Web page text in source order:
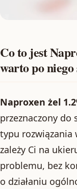
Co to jest
warto po niego
Naproxen żel
przeznaczony do
typu rozwiązania
zależy Ci na
problemu, bez
o działaniu